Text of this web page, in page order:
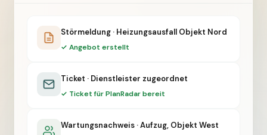
Störmeldung · Heizungsausfall Objekt Nord
✓ Angebot erstellt
Ticket · Dienstleister zugeordnet
✓ Ticket für PlanRadar bereit
Wartungsnachweis · Aufzug, Objekt West